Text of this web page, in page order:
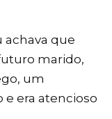
achava que
marido,
um
era atencioso